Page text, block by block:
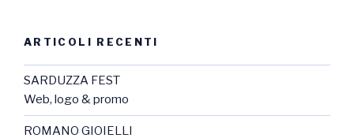
ARTICOLI RECENTI
SARDUZZA FEST
Web, logo & promo
ROMANO GIOIELLI